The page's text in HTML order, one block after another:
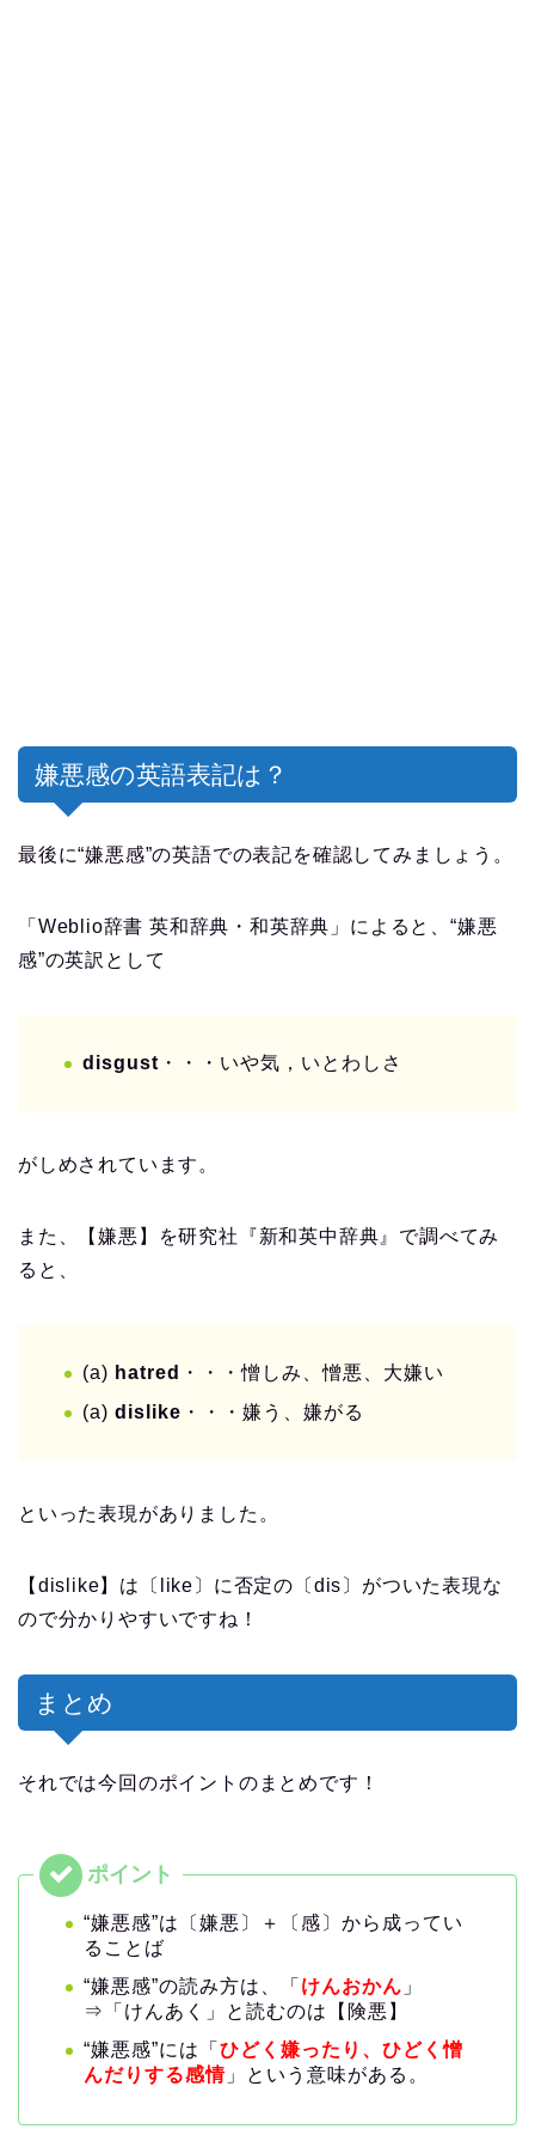
嫌悪感の英語表記は？
最後に“嫌悪感”の英語での表記を確認してみましょう。
「Weblio辞書 英和辞典・和英辞典」によると、“嫌悪
感”の英訳として
disgust ・・・いや気，いとわしさ
がしめされています。
また、【嫌悪】を研究社『新和英中辞典』で調べてみ
ると、
(a) hatred
・・・憎しみ、憎悪、大嫌い
(a) dislike ・・・嫌う、嫌がる
といった表現がありました。
【dislike】は〔like〕に否定の〔dis〕がついた表現な
ので分かりやすいですね！
まとめ
それでは今回のポイントのまとめです！
“嫌悪感”は〔嫌悪〕＋〔感〕から成ってい
ることば
“嫌悪感”の読み方は、「 けんおかん 」
⇒「けんあく」と読むのは【険悪】
“嫌悪感”には「 ひどく嫌ったり、ひどく憎
んだりする感情 」という意味がある。